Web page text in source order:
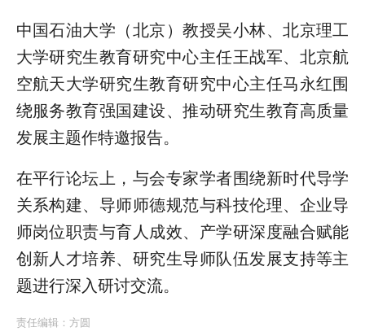
中国石油大学（北京）教授吴小林、北京理工
大学研究生教育研究中心主任王战军、北京航
空航天大学研究生教育研究中心主任马永红围
绕服务教育强国建设、推动研究生教育高质量
发展主题作特邀报告。
在平行论坛上，与会专家学者围绕新时代导学
关系构建、导师师德规范与科技伦理、企业导
师岗位职责与育人成效、产学研深度融合赋能
创新人才培养、研究生导师队伍发展支持等主
题进行深入研讨交流。
责任编辑： 方圆